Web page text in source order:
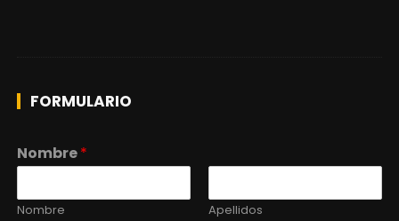
FORMULARIO
Nombre*
Nombre Apellidos